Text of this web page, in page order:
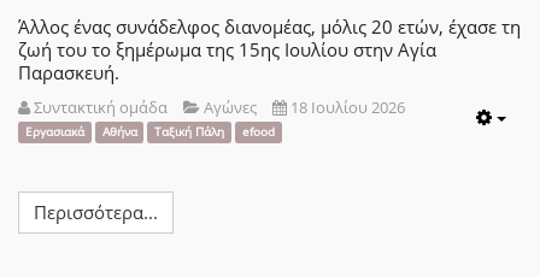
Άλλος ένας συνάδελφος διανομέας, μόλις 20 ετών, έχασε τη
ζωή του το ξημέρωμα της 15ης Ιουλίου στην Αγία
Παρασκευή.
Συντακτική ομάδα Αγώνες 18 Ιουλίου 2026
Εργασιακά Αθήνα Ταξική Πάλη efood
Περισσότερα...